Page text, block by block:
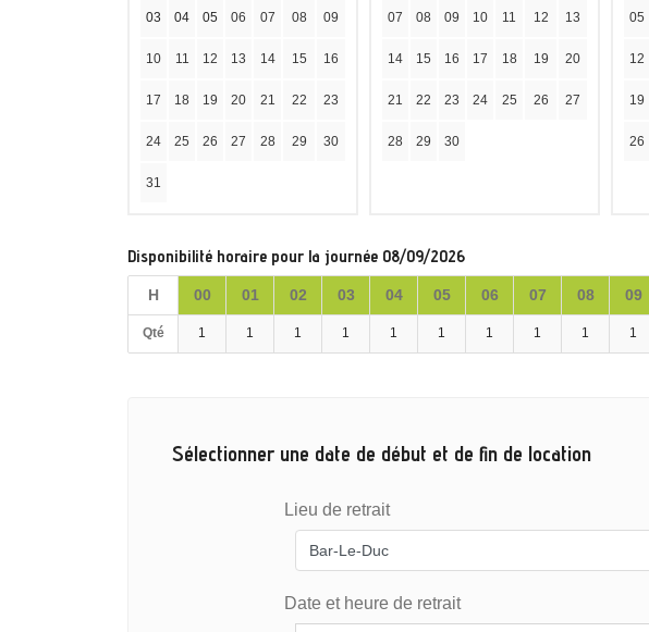
03 04 05 06 07 08 09
10 11 12 13 14 15 16
17 18 19 20 21 22 23
24 25 26 27 28 29 30
31
07 08 09 10 11 12 13
14 15 16 17 18 19 20
21 22 23 24 25 26 27
28 29 30
05
12
19
26
Disponibilité horaire pour la journée 08/09/2026
H 00 01 02 03 04 05 06 07 08 09
Qté 1 1 1 1 1 1 1 1 1 1
Sélectionner une date de début et de fin de location
Lieu de retrait
Date et heure de retrait